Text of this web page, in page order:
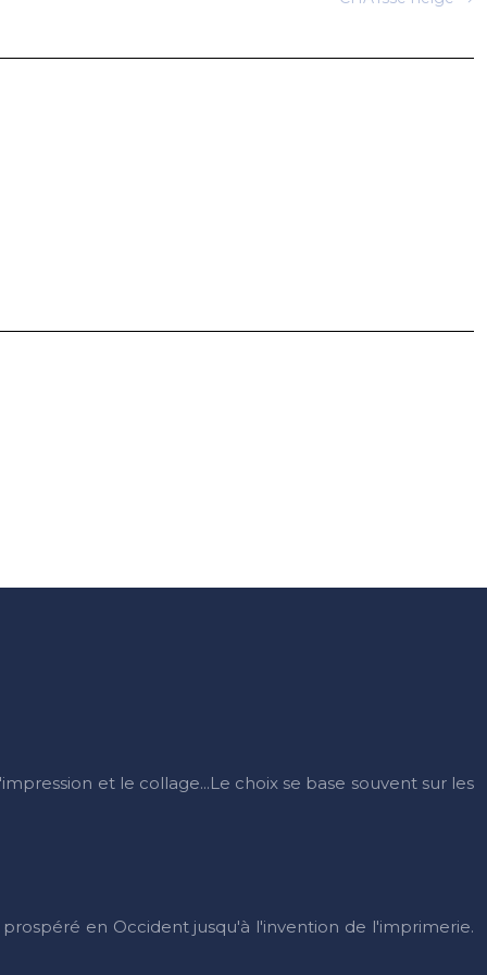
et le collage...Le choix se base souvent sur les
en Occident jusqu'à l'invention de l'imprimerie.